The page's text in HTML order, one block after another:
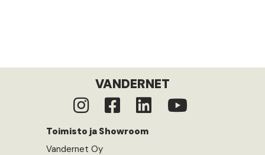
VANDERNET
Toimisto ja Showroom
Vandernet Oy